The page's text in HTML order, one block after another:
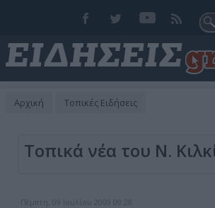
Αρχική Τοπικές Ειδήσεις
Τοπικά νέα του Ν.
Πέμπτη, 09 Ιουλίου 2009 09:28